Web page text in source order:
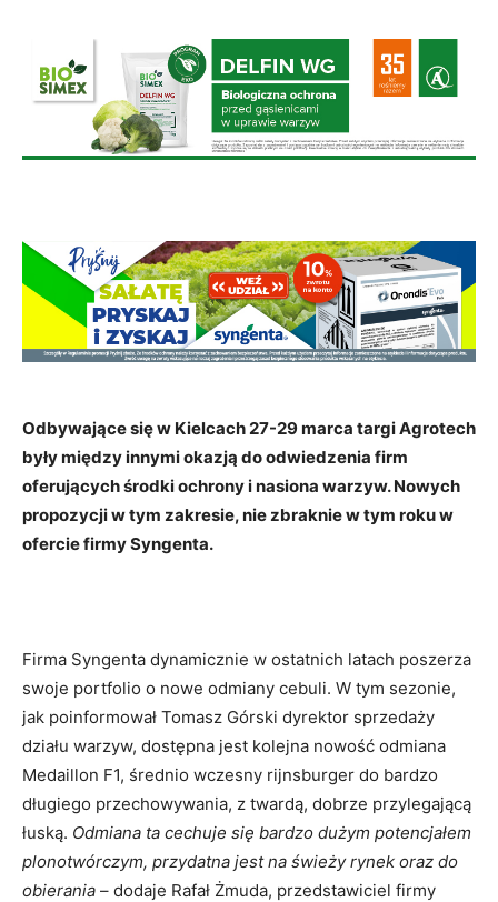
Odbywające się w Kielcach 27-29 marca targi Agrotech
były między innymi okazją do odwiedzenia firm
oferujących środki ochrony i nasiona warzyw. Nowych
propozycji w tym zakresie, nie zbraknie w tym roku w
ofercie firmy Syngenta.
Firma Syngenta dynamicznie w ostatnich latach poszerza
swoje portfolio o nowe odmiany cebuli. W tym sezonie,
jak poinformował Tomasz Górski dyrektor sprzedaży
działu warzyw, dostępna jest kolejna nowość odmiana
Medaillon F1, średnio wczesny rijnsburger do bardzo
długiego przechowywania, z twardą, dobrze przylegającą
łuską. Odmiana ta cechuje się bardzo dużym potencjałem
plonotwórczym, przydatna jest na świeży rynek oraz do
obierania – dodaje Rafał Żmuda, przedstawiciel firmy